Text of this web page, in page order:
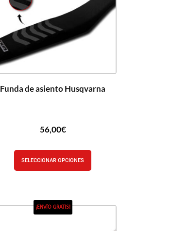
Funda de asiento Husqvarna
56,00€
SELECCIONAR OPCIONES
¡ENVÍO GRATIS!